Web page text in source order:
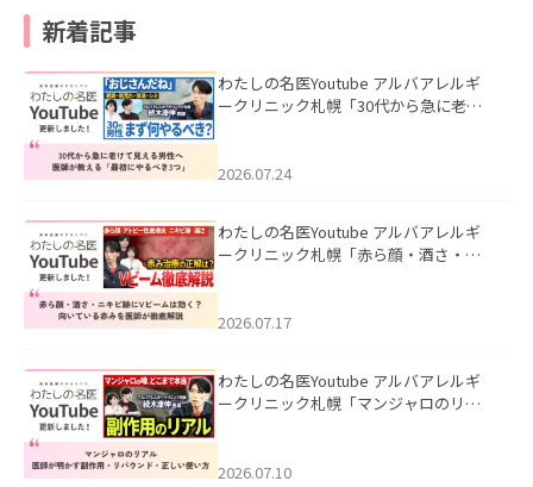
新着記事
わたしの名医Youtube アルバアレルギ
ークリニック札幌「30代から急に老け
た。
2026.07.24
わたしの名医Youtube アルバアレルギ
ークリニック札幌「赤ら顔・酒さ・ニ
した。
2026.07.17
わたしの名医Youtube アルバアレルギ
ークリニック札幌「マンジャロのリア
た。
2026.07.10